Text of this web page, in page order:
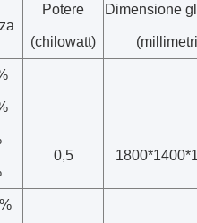
Potere
(chilowatt)
Dimensione
0,5